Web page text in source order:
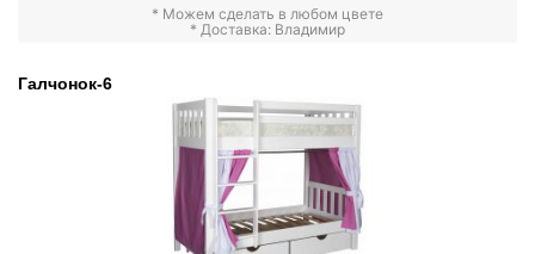
* Можем сделать в любом цвете
* Доставка: Владимир
Галчонок-6